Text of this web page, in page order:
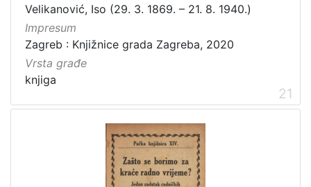
Velikanović, Iso (29. 3. 1869. – 21. 8. 1940.)
Impresum
Zagreb : Knjižnice grada Zagreba, 2020
Vrsta građe
knjiga
21